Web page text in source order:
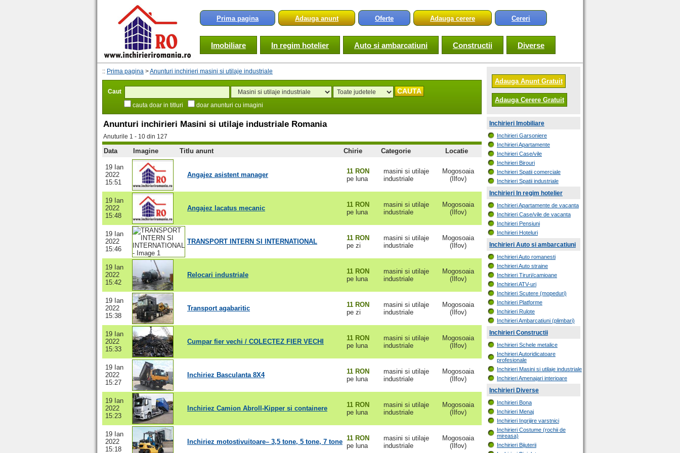
Prima pagina Adauga anunt Oferte Adauga cerere Cereri
Imobiliare In regim hotelier Auto si ambarcatiuni Constructii Diverse
:: Prima pagina >Anunturi inchirieri masini si utilaje industriale
Caut
cauta doar in titluri
doar anunturi cu imagini
Anunturi inchirieri Masini si utilaje industriale Romania
Anuturile 1 - 10 din 127
Data Imagine Titlu anunt Chirie Categorie Locatie
19 Ian
2022
15:51
Angajez asistent manager
11 RON
pe luna
masini si utilaje
industriale
Mogosoaia
(Ilfov)
19 Ian
2022
15:48
Angajez lacatus mecanic
11 RON
pe luna
masini si utilaje
industriale
Mogosoaia
(Ilfov)
19 Ian
2022
15:46
TRANSPORT INTERN SI INTERNATIONAL
11 RON
pe zi
masini si utilaje
industriale
Mogosoaia
(Ilfov)
19 Ian
2022
15:42
Relocari industriale
11 RON
pe luna
masini si utilaje
industriale
Mogosoaia
(Ilfov)
19 Ian
2022
15:38
Transport agabaritic
11 RON
pe zi
masini si utilaje
industriale
Mogosoaia
(Ilfov)
19 Ian
2022
15:33
Cumpar fier vechi / COLECTEZ FIER VECHI
11 RON
pe luna
masini si utilaje
industriale
Mogosoaia
(Ilfov)
19 Ian
2022
15:27
Inchiriez Basculanta 8X4
11 RON
pe luna
masini si utilaje
industriale
Mogosoaia
(Ilfov)
19 Ian
2022
15:23
Inchiriez Camion Abroll-Kipper si containere
11 RON
pe luna
masini si utilaje
industriale
Mogosoaia
(Ilfov)
19 Ian
2022
15:18
Inchiriez motostivuitoare– 3,5 tone, 5 tone, 7 tone 11 RON
pe luna
masini si utilaje
industriale
Mogosoaia
(Ilfov)
Adauga Anunt Gratuit
Adauga Cerere Gratuit
Inchirieri Imobiliare
Inchirieri Garsoniere
Inchirieri Apartamente
Inchirieri Case/vile
Inchirieri Birouri
Inchirieri Spatii comerciale
Inchirieri Spatii industriale
Inchirieri In regim hotelier
Inchirieri Apartamente de vacanta
Inchirieri Case/vile de vacanta
Inchirieri Pensiuni
Inchirieri Hoteluri
Inchirieri Auto si ambarcatiuni
Inchirieri Auto romanesti
Inchirieri Auto straine
Inchirieri Tiruri/camioane
Inchirieri ATV-uri
Inchirieri Scutere (mopeduri)
Inchirieri Platforme
Inchirieri Rulote
Inchirieri Ambarcatiuni (plimbari)
Inchirieri Constructii
Inchirieri Schele metalice
Inchirieri Autoridicatoare
profesionale
Inchirieri Masini si utilaje industriale
Inchirieri Amenajari interioare
Inchirieri Diverse
Inchirieri Bona
Inchirieri Menaj
Inchirieri Ingrijire varstnici
Inchirieri Costume (rochii de
mireasa)
Inchirieri Bijuterii